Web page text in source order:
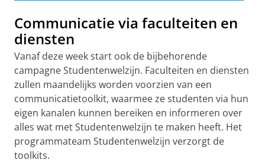
Communicatie via faculteiten en
diensten
Vanaf deze week start ook de bijbehorende
campagne Studentenwelzijn. Faculteiten en diensten
zullen maandelijks worden voorzien van een
communicatietoolkit, waarmee ze studenten via hun
eigen kanalen kunnen bereiken en informeren over
alles wat met Studentenwelzijn te maken heeft. Het
programmateam Studentenwelzijn verzorgt de
toolkits.